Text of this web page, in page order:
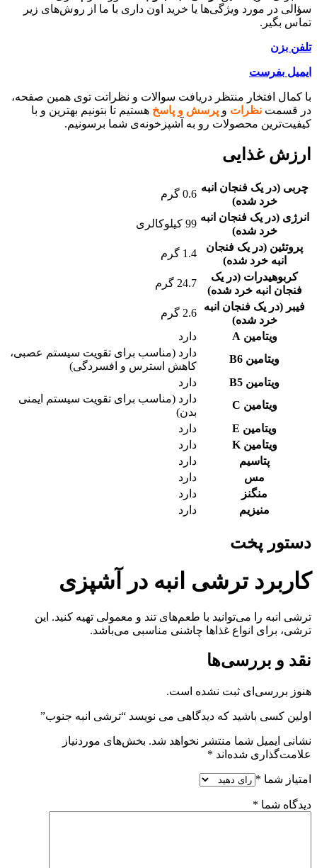
سؤالی در مورد ویژگی‌ها یا خرید اون داری با ما از روش‌های زیر
تماس بگیر.
تلفن بزن
ایمیل بفرست
با کمال افتخار منتظر دریافت سوالات و نظراتت توی همین صفحه،
در قسمت نظرات و پرسش و پاسخ هستیم تا بتونیم بهترین و با
کیفیت‌ترین محصولات رو به آشپزخونه‌ی شما برسونیم.
ارزش غذایی
چربی (در یک فنجان انبه
خرد شده)
0.6 گرم
انرژی (در یک فنجان انبه
خرد شده)
99 کیلوکالری
پروتئین (در یک فنجان
انبه خرد شده)
1.4 گرم
کربوهیدرات (در یک
فنجان انبه خرد شده)
24.7 گرم
فیبر (در یک فنجان انبه
خرد شده)
2.6 گرم
ویتامین A
دارد
ویتامین B6
دارد (مناسب برای تقویت سیستم عصبی،
کاهش استرس و افسردگی)
ویتامین B5
دارد
ویتامین C
دارد (مناسب برای تقویت سیستم ایمنی
بدن)
ویتامین E
دارد
ویتامین K
دارد
پتاسیم
دارد
مس
دارد
منگنز
دارد
منیزیم
دارد
دستور پخت
کاربرد ترشی انبه در آشپزی
ترشی انبه را می‌توانید با طعم‌های تند و معمولی تهیه کنید. این
ترشی، برای انواع غذاها چاشنی مناسبی می‌باشد.
نقد و بررسی‌ها
هنوز بررسی‌ای ثبت نشده است.
اولین کسی باشید که دیدگاهی می نویسد “ترشی انبه جنوب”
نشانی ایمیل شما منتشر نخواهد شد. بخش‌های موردنیاز
علامت‌گذاری شده‌اند *
امتیاز شما *
دیدگاه شما *